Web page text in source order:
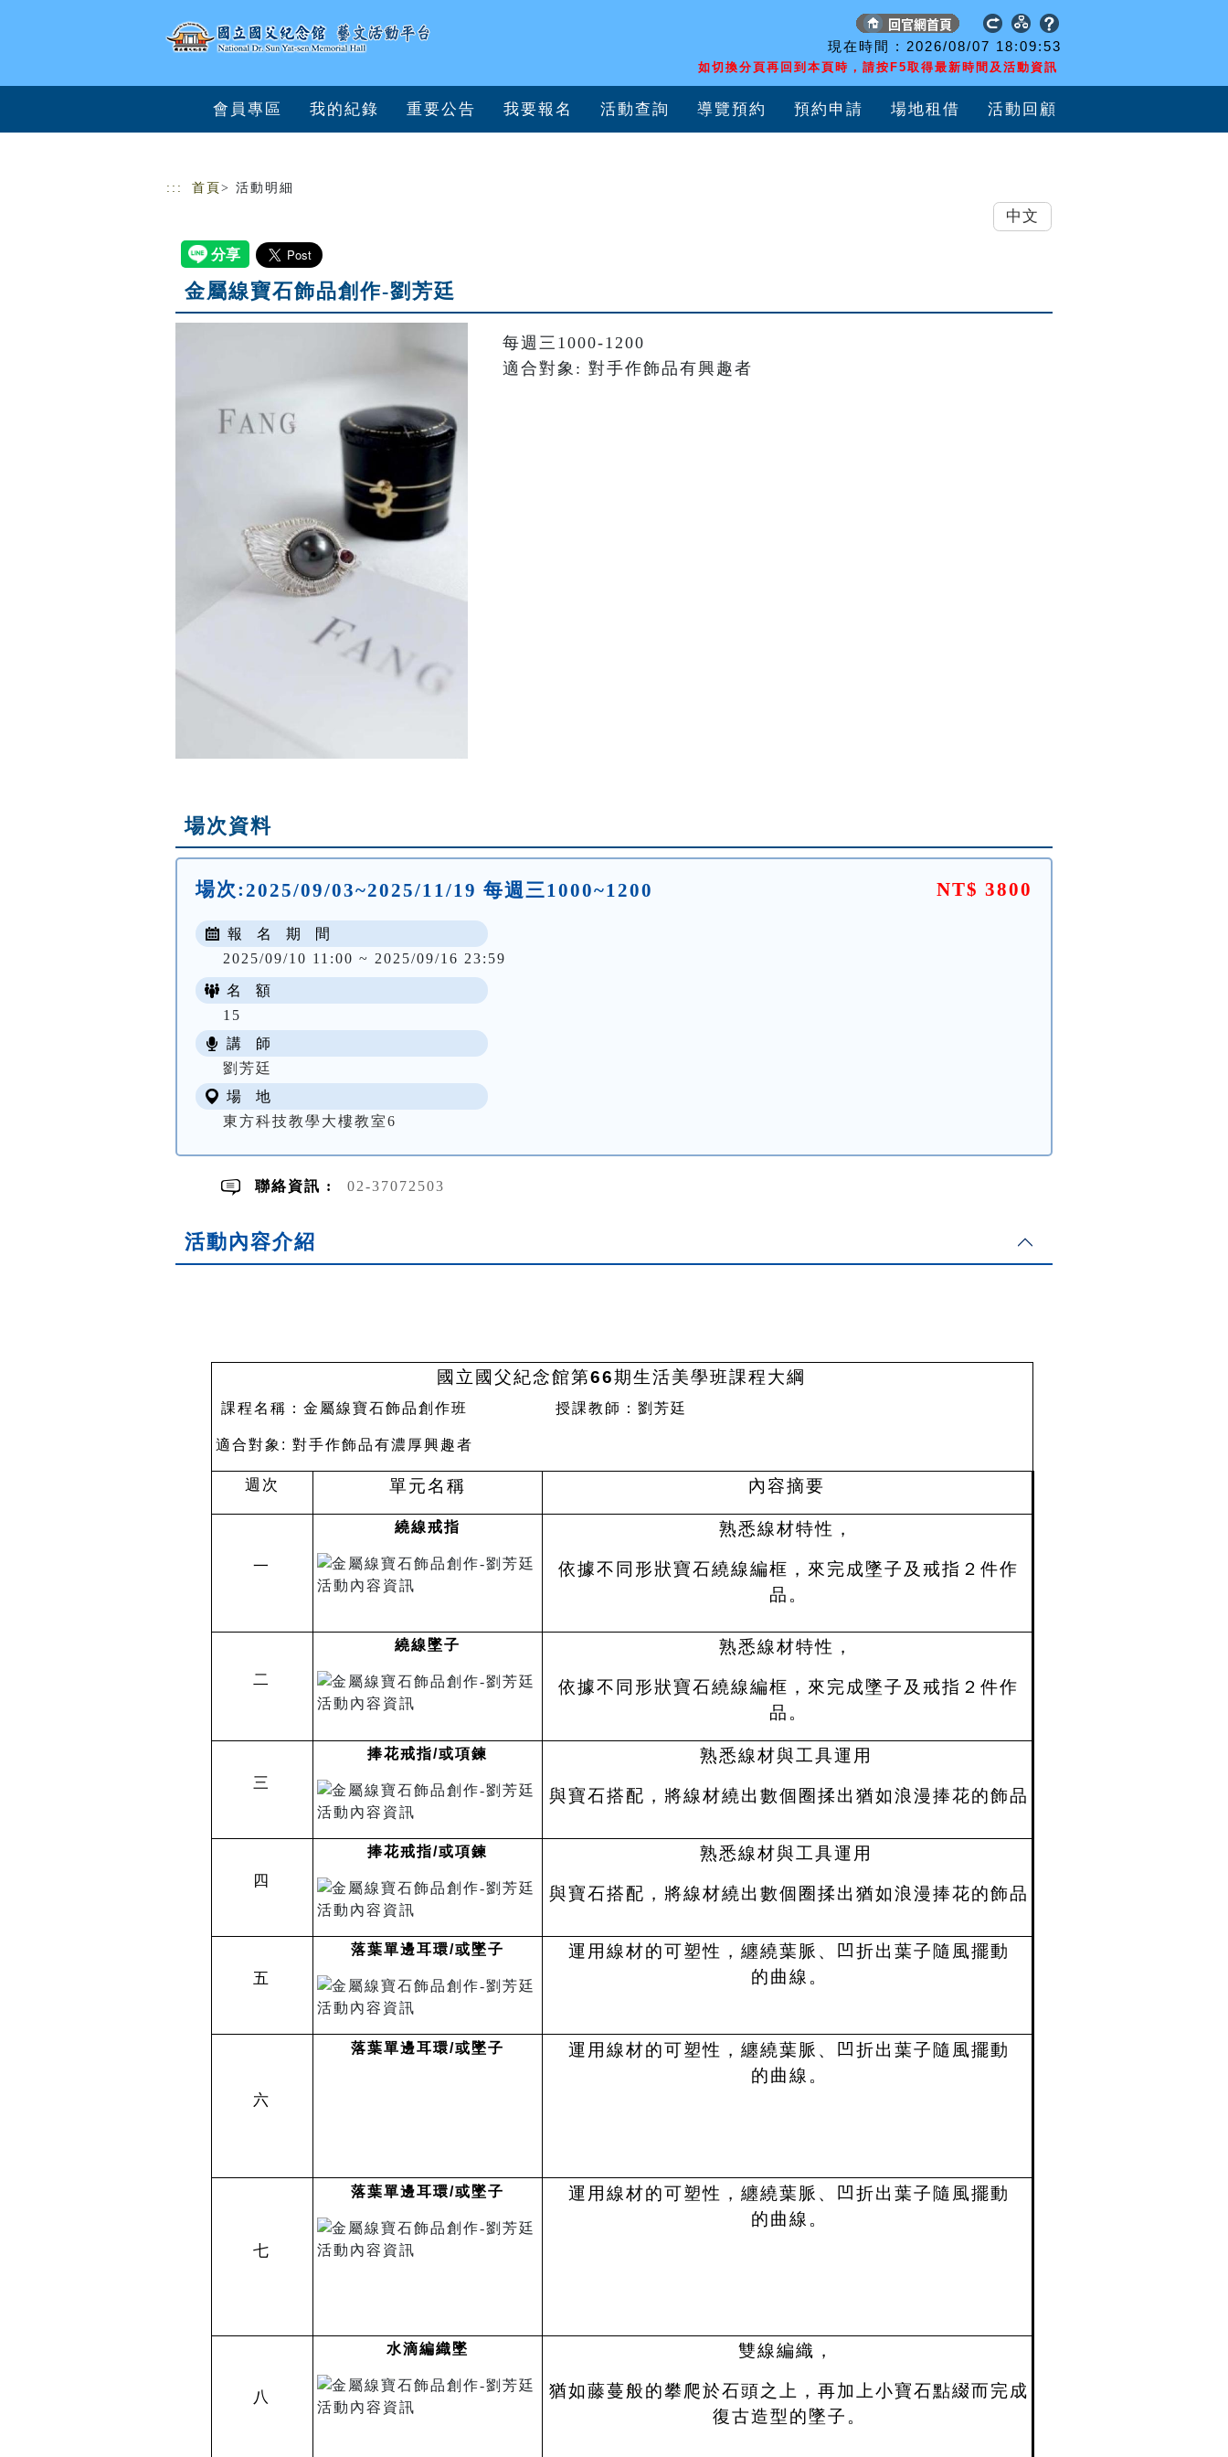
現在時間 : 2026/08/07 18:09:54
如切換分頁再回到本頁時，請按F5取得最新時間及活動資訊
會員專區 我的紀錄 重要公告 我要報名 活動查詢 導覽預約 預約申請 場地租借 活動回顧
::: 首頁 > 活動明細
金屬線寶石飾品創作-劉芳廷
每週三1000-1200
適合對象: 對手作飾品有興趣者
場次資料
場次:2025/09/03~2025/11/19 每週三1000~1200 NT$ 3800
報 名 期 間
2025/09/10 11:00 ~ 2025/09/16 23:59
名 額
15
講 師
劉芳廷
場 地
東方科技教學大樓教室6
聯絡資訊 : 02-37072503
活動內容介紹
國立國父紀念館第66期生活美學班課程大綱
課程名稱：金屬線寶石飾品創作班 授課教師：劉芳廷
適合對象 : 對手作飾品有濃厚興趣者
週次 單元名稱 內容摘要
一
繞線戒指 熟悉線材特性，
依據不同形狀寶石繞線編框，來完成墜子及戒指２件作
品。
二
繞線墜子 熟悉線材特性，
依據不同形狀寶石繞線編框，來完成墜子及戒指２件作
品。
三
捧花戒指/或項鍊 熟悉線材與工具運用
與寶石搭配，將線材繞出數個圈揉出猶如浪漫捧花的飾品
四
捧花戒指/或項鍊 熟悉線材與工具運用
與寶石搭配，將線材繞出數個圈揉出猶如浪漫捧花的飾品
五
落葉單邊耳環/或墜子
運用線材的可塑性，纏繞葉脈、凹折出葉子隨風擺動
的曲線。
六
落葉單邊耳環/或墜子
運用線材的可塑性，纏繞葉脈、凹折出葉子隨風擺動
的曲線。
七
落葉單邊耳環/或墜子
運用線材的可塑性，纏繞葉脈、凹折出葉子隨風擺動
的曲線。
八
水滴編織墜 雙線編織，
猶如藤蔓般的攀爬於石頭之上，再加上小寶石點綴而完成
復古造型的墜子。